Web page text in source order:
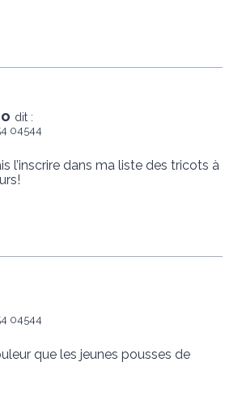
dit :
04544
l’inscrire dans ma liste des tricots à
04544
que les jeunes pousses de